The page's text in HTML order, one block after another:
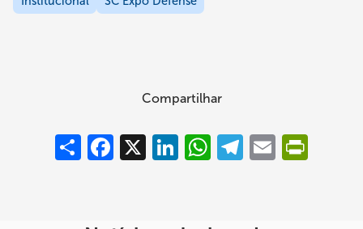
Compartilhar
Compartilhar
Facebook
X LinkedInWhatsAppTelegram
Email